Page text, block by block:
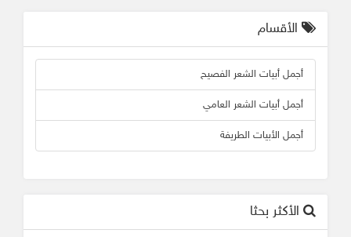
الأقسام
أجمل أبيات الشعر الفصيح
أجمل أبيات الشعر العامي
أجمل الأبيات الطريفة
الأكثر بحثا